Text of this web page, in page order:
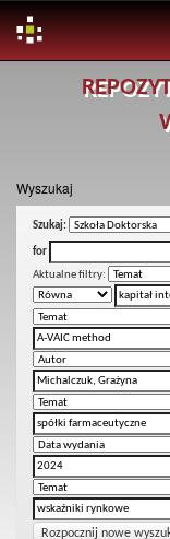
Wyszukaj
Szukaj:
for
Aktualne filtry:
Rozpocznij nowe